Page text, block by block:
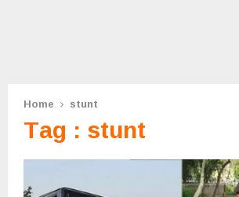
Home stunt
Tag : stunt